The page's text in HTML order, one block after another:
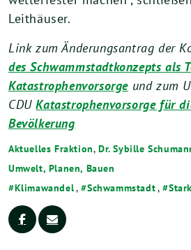
Leithäuser.
Link zum Änderungsantrag der
des Schwammstadtkonzepts als
Katastrophenvorsorge und zum
CDUKatastrophenvorsorge für
Bevölkerung
Aktuelles Fraktion,Dr. Sybille
Umwelt, Planen, Bauen
Klimawandel, Schwammstadt,